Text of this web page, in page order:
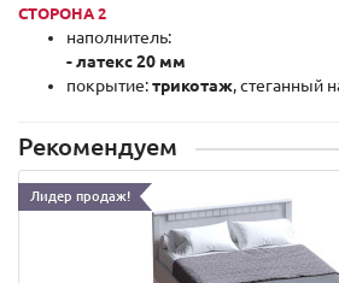
СТОРОНА 2
наполнитель:
- латекс 20 мм
покрытие:трикотаж, стеганный
Рекомендуем
Лидер продаж!